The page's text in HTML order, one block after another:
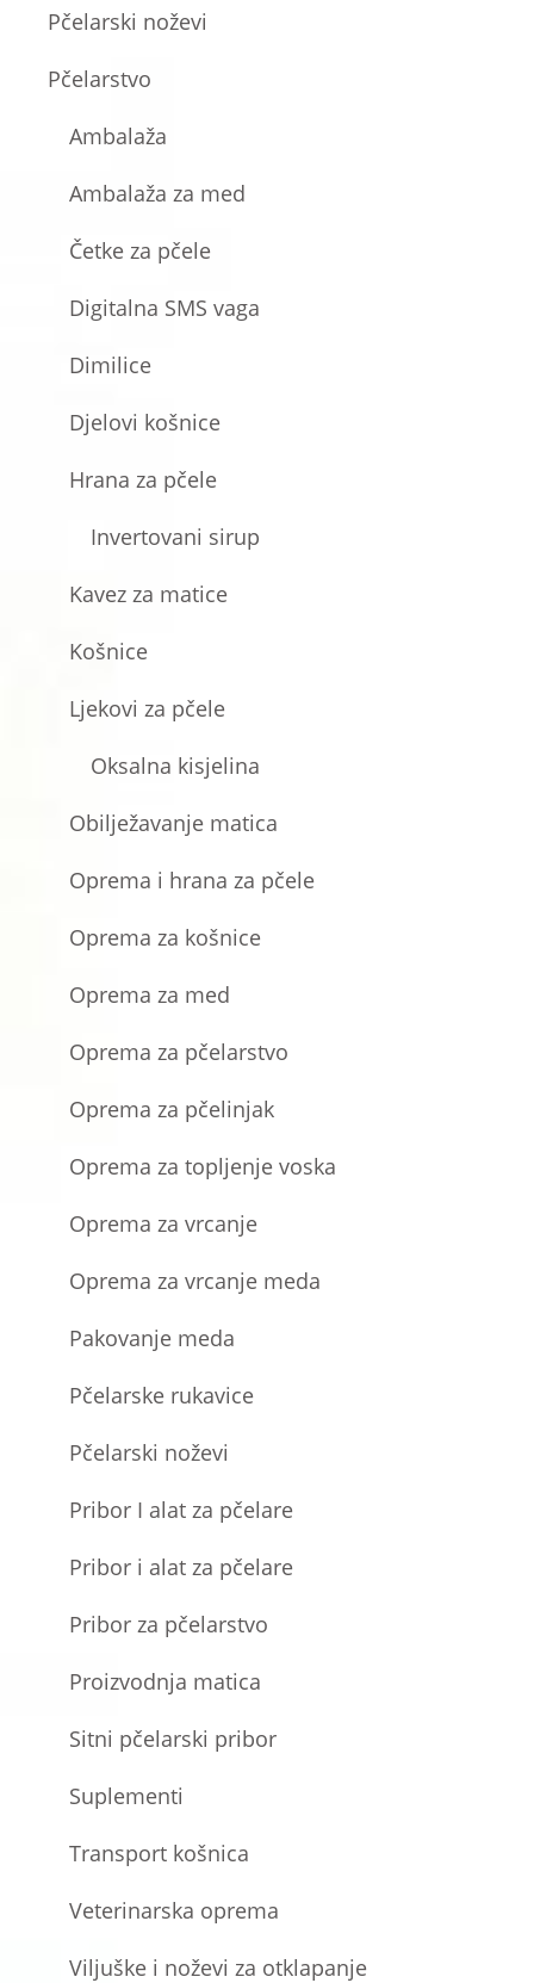
Pčelarski noževi
Pčelarstvo
Ambalaža
Ambalaža za med
Četke za pčele
Digitalna SMS vaga
Dimilice
Djelovi košnice
Hrana za pčele
Invertovani sirup
Kavez za matice
Košnice
Ljekovi za pčele
Oksalna kisjelina
Obilježavanje matica
Oprema i hrana za pčele
Oprema za košnice
Oprema za med
Oprema za pčelarstvo
Oprema za pčelinjak
Oprema za topljenje voska
Oprema za vrcanje
Oprema za vrcanje meda
Pakovanje meda
Pčelarske rukavice
Pčelarski noževi
Pribor I alat za pčelare
Pribor i alat za pčelare
Pribor za pčelarstvo
Proizvodnja matica
Sitni pčelarski pribor
Suplementi
Transport košnica
Veterinarska oprema
Viljuške i noževi za otklapanje